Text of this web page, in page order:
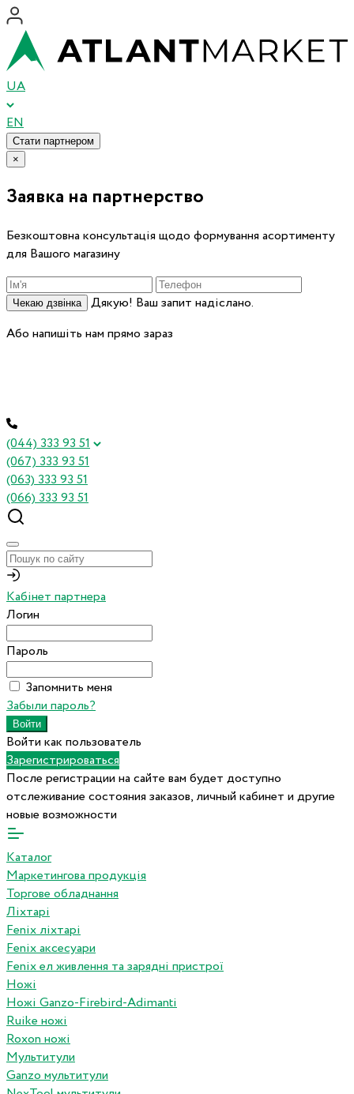
UA
EN
Стати партнером
×
Заявка на партнерство
Безкоштовна консультація щодо формування асортименту
для Вашого магазину
Чекаю дзвінка
Дякую! Ваш запит надіслано.
Або напишіть нам прямо зараз
(044) 333 93 51
(067) 333 93 51
(063) 333 93 51
(066) 333 93 51
Кабінет партнера
Логин
Пароль
Запомнить меня
Забыли пароль?
Войти как пользователь
Зарегистрироваться
После регистрации на сайте вам будет доступно
отслеживание состояния заказов, личный кабинет и другие
новые возможности
Каталог
Маркетингова продукція
Торгове обладнання
Ліхтарі
Fenix ліхтарі
Fenix аксесуари
Fenix ел живлення та зарядні пристрої
Ножі
Ножі Ganzo-Firebird-Adimanti
Ruike ножі
Roxon ножi
Мультитули
Ganzo мультитули